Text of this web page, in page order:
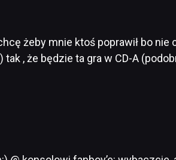
żeby mnie ktoś poprawił bo nie
, że będzie ta gra w CD-A